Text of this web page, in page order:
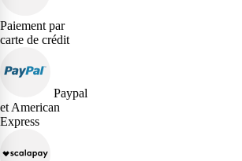
Paiement par
carte de crédit
Paypal
et American
Express